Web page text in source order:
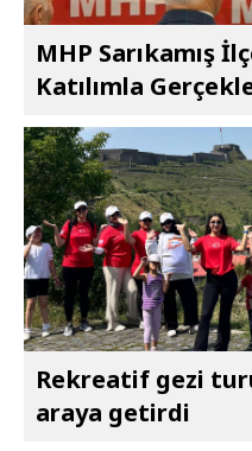
MHP Sarıkamış
Katılımla
Rekreatif gezi
araya getirdi